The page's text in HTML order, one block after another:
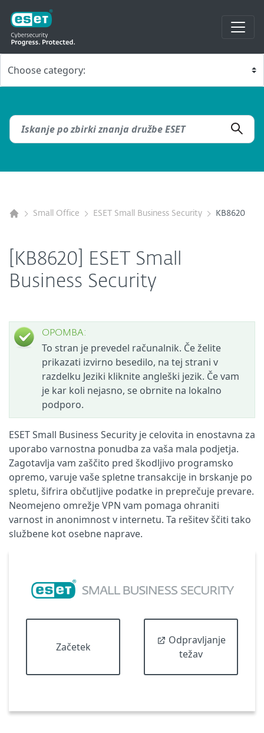
Small Office ESET Small Business Security KB8620
[KB8620] ESET Small
Business Security
OPOMBA:
To stran je prevedel računalnik. Če želite
prikazati izvirno besedilo, na tej strani v
razdelku Jeziki kliknite angleški jezik. Če vam
je kar koli nejasno, se obrnite na lokalno
podporo.
ESET Small Business Security je celovita in enostavna za
uporabo varnostna ponudba za vaša mala podjetja.
Zagotavlja vam zaščito pred škodljivo programsko
opremo, varuje vaše spletne transakcije in brskanje po
spletu, šifrira občutljive podatke in preprečuje prevare.
Neomejeno omrežje VPN vam pomaga ohraniti
varnost in anonimnost v internetu. Ta rešitev ščiti tako
službene kot osebne naprave.
Začetek
Odpravljanje
težav